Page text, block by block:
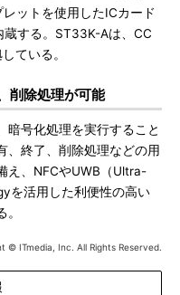
ットを使用したICカード
する。ST33K-Aは、CC
ている。
削除処理が可能
号化処理を実行すること
、終了、削除処理などの用
え、NFCやUWB（Ultra-
を活用した利便性の高い
© ITmedia, Inc. All Rights Reserved.